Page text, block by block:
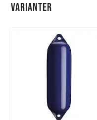
VARIANTER